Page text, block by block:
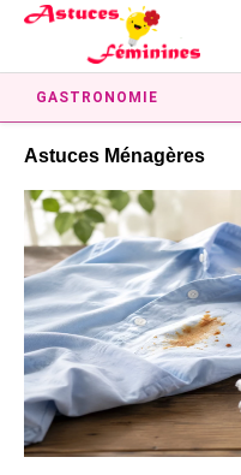
GASTRONOMIE
Astuces Ménagères